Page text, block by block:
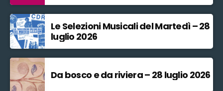
Le Selezioni Musicali del Martedì – 28
luglio 2026
Da bosco e da riviera – 28 luglio 2026